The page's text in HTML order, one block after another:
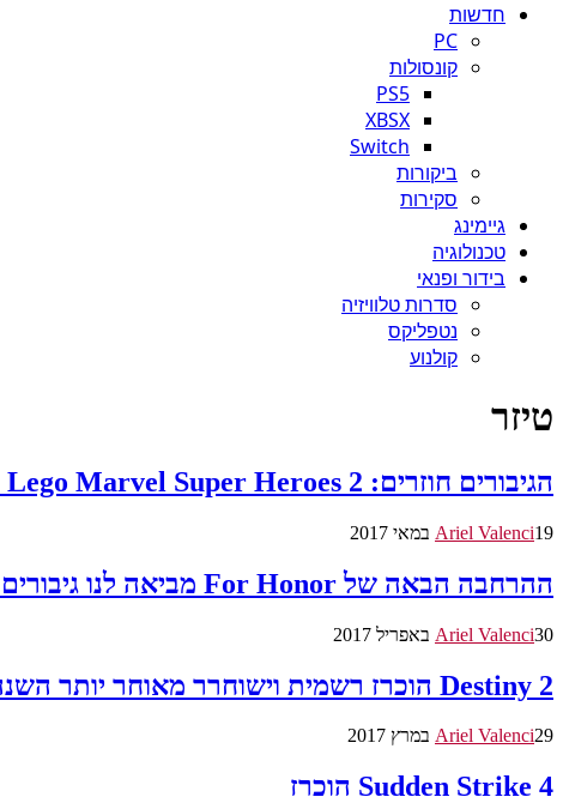
חדשות
PC
קונסולות
PS5
XBSX
Switch
ביקורות
סקירות
גיימינג
טכנולוגיה
בידור ופנאי
סדרות טלוויזיה
נטפליקס
קולנוע
טיזר
הגיבורים חוזרים: Lego Marvel Super Heroes 2 הוכרז *עדכון: הטריילר שוחרר*
Ariel Valenci19 במאי 2017
ההרחבה הבאה של For Honor מביאה לנו גיבורים חדשים, מפות ועוד
Ariel Valenci30 באפריל 2017
Destiny 2 הוכרז רשמית וישוחרר מאוחר יותר השנה *עדכון: שוחרר הטריילר הרשמי*
Ariel Valenci29 במרץ 2017
Sudden Strike 4 הוכרז